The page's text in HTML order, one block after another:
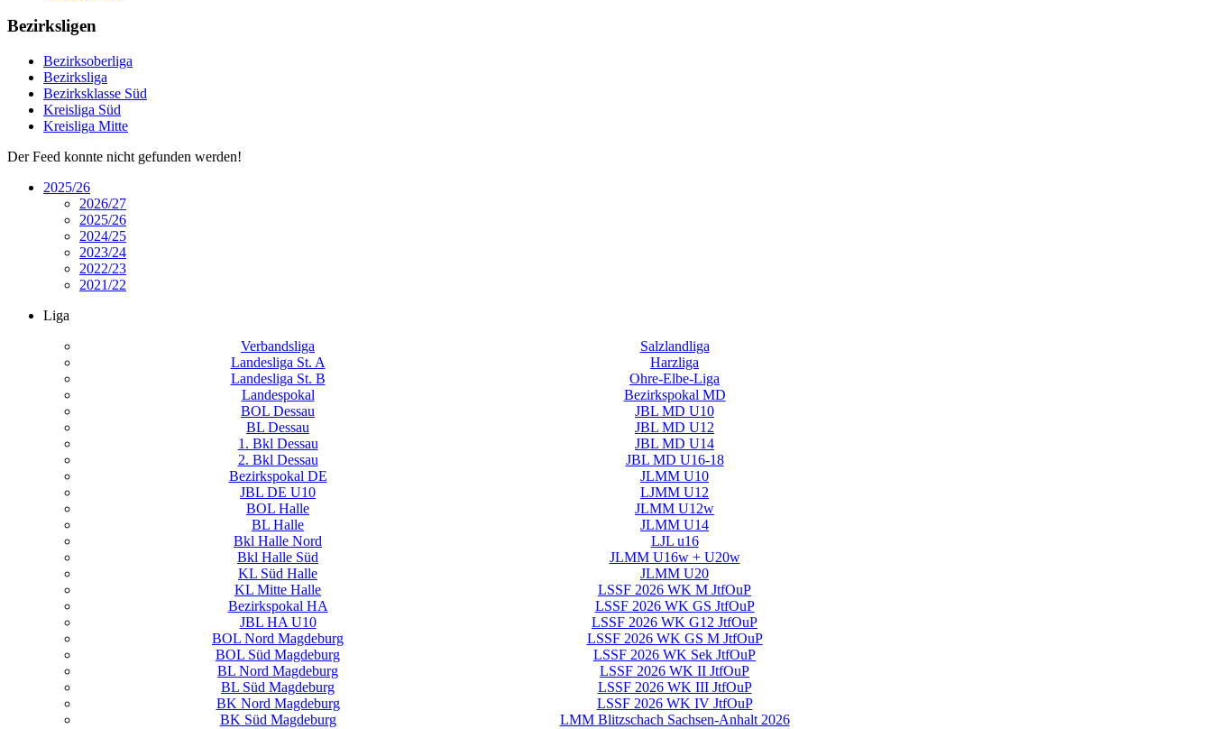
Bezirksligen
Bezirksoberliga
Bezirksliga
Bezirksklasse Süd
Kreisliga Süd
Kreisliga Mitte
Der Feed konnte nicht gefunden werden!
2025/26
2026/27
2025/26
2024/25
2023/24
2022/23
2021/22
Liga
Verbandsliga
Salzlandliga
Landesliga St. A
Harzliga
Landesliga St. B
Ohre-Elbe-Liga
Landespokal
Bezirkspokal MD
BOL Dessau
JBL MD U10
BL Dessau
JBL MD U12
1. Bkl Dessau
JBL MD U14
2. Bkl Dessau
JBL MD U16-18
Bezirkspokal DE
JLMM U10
JBL DE U10
LJMM U12
BOL Halle
JLMM U12w
BL Halle
JLMM U14
Bkl Halle Nord
LJL u16
Bkl Halle Süd
JLMM U16w + U20w
KL Süd Halle
JLMM U20
KL Mitte Halle
LSSF 2026 WK M JtfOuP
Bezirkspokal HA
LSSF 2026 WK GS JtfOuP
JBL HA U10
LSSF 2026 WK G12 JtfOuP
BOL Nord Magdeburg
LSSF 2026 WK GS M JtfOuP
BOL Süd Magdeburg
LSSF 2026 WK Sek JtfOuP
BL Nord Magdeburg
LSSF 2026 WK II JtfOuP
BL Süd Magdeburg
LSSF 2026 WK III JtfOuP
BK Nord Magdeburg
LSSF 2026 WK IV JtfOuP
BK Süd Magdeburg
LMM Blitzschach Sachsen-Anhalt 2026